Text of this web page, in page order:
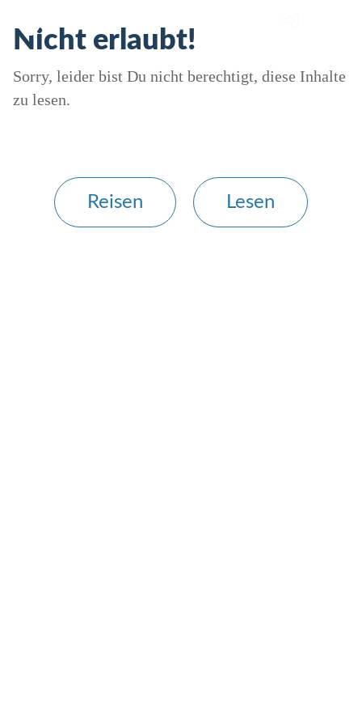
Nicht erlaubt!
Sorry, leider bist Du nicht berechtigt, diese Inhalte
zu lesen.
Reisen Lesen